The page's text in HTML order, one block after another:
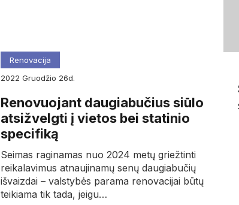
Renovacija
2022
gruodžio 26d.
Renovuojant daugiabučius siūlo
atsižvelgti į vietos bei statinio
specifiką
Seimas raginamas nuo 2024 metų griežtinti
reikalavimus atnaujinamų senų daugiabučių
išvaizdai – valstybės parama renovacijai būtų
teikiama tik tada, jeigu…